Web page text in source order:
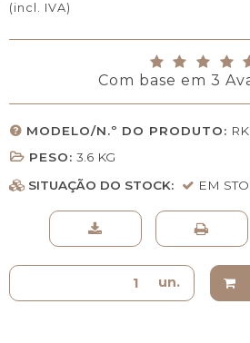
(incl. IVA)
Com base em 3
MODELO/N.º DO PRODUTO:
PESO: 3.6 KG
SITUAÇÃO DO STOCK:
EM
un.